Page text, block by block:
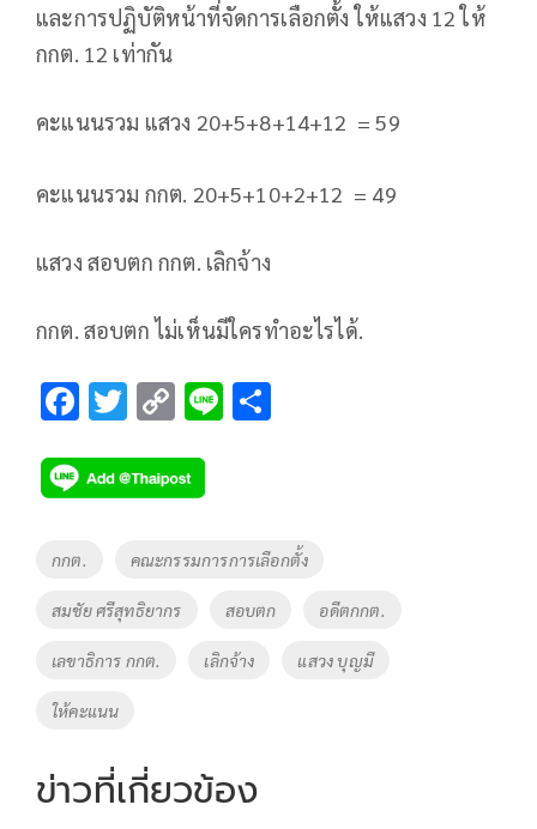
และการปฏิบัติหน้าที่จัดการเลือกตั้ง ให้แสวง 12 ให้
กกต. 12 เท่ากัน
คะแนนรวม แสวง 20+5+8+14+12 ‎ = 59
คะแนนรวม กกต. 20+5+10+2+12 ‎ = 49
แสวง สอบตก กกต. เลิกจ้าง
กกต. สอบตก ไม่เห็นมีใครทำอะไรได้.
F
e
b
o
o
k
T
tt
er
C
p
y
Li
k
Li
Tags
กกต. คณะกรรมการการเลือกตั้ง
สมชัย ศรีสุทธิยากร สอบตก อดีตกกต.
เลขาธิการ กกต. เลิกจ้าง แสวง บุญมี
ให้คะแนน
ข่าวที่เกี่ยวข้อง